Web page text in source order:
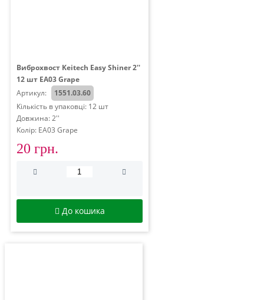
Виброхвост Keitech Easy Shiner 2''
12 шт EA03 Grape
Артикул:
1551.03.60
Кількість в упаковці: 12 шт
Довжина: 2''
Колір: EA03 Grape
20 грн.
До кошика